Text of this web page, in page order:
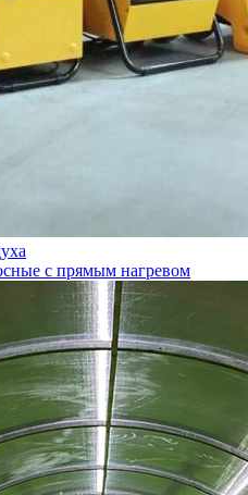
с прямым нагревом